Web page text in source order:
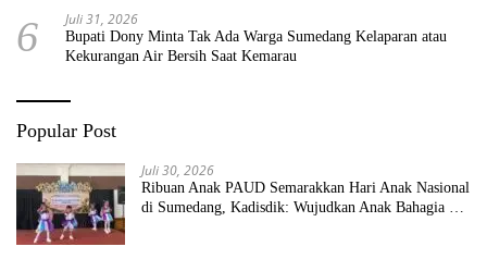
6 Juli 31, 2026
Bupati Dony Minta Tak Ada Warga Sumedang Kelaparan atau
Kekurangan Air Bersih Saat Kemarau
Popular Post
Juli 30, 2026
Ribuan Anak PAUD Semarakkan Hari Anak Nasional
di Sumedang, Kadisdik: Wujudkan Anak Bahagia dan